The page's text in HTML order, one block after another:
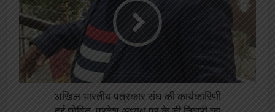
अखिल भारतीय पत्रकार संघ की कार्यकारिणी